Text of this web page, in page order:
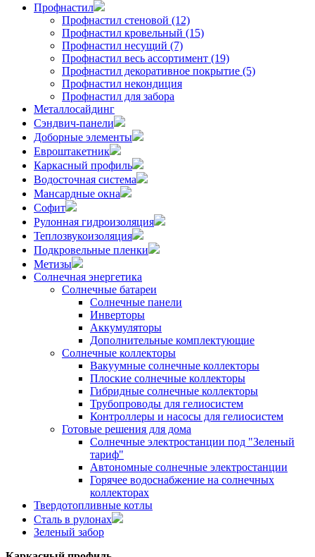
Профнастил
Профнастил стеновой (12)
Профнастил кровельный (15)
Профнастил несущий (7)
Профнастил весь ассортимент (19)
Профнастил декоративное покрытие (5)
Профнастил некондиция
Профнастил для забора
Металлосайдинг
Сэндвич-панели
Доборные элементы
Евроштакетник
Каркасный профиль
Водосточная система
Мансардные окна
Софит
Рулонная гидроизоляция
Теплозвукоизоляция
Подкровельные пленки
Метизы
Солнечная энергетика
Солнечные батареи
Солнечные панели
Инверторы
Аккумуляторы
Дополнительные комплектующие
Солнечные коллекторы
Вакуумные солнечные коллекторы
Плоские солнечные коллекторы
Гибридные солнечные коллекторы
Трубопроводы для гелиосистем
Контроллеры и насосы для гелиосистем
Готовые решения для дома
Солнечные электростанции под "Зеленый
тариф"
Автономные солнечные электростанции
Горячее водоснабжение на солнечных
коллекторах
Твердотопливные котлы
Сталь в рулонах
Зеленый забор